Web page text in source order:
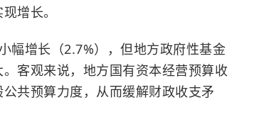
增长。
幅增长（2.7%），但地方政府性基金
客观来说，地方国有资本经营预算收
共预算力度，从而缓解财政收支矛